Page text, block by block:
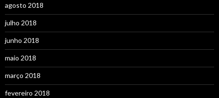
agosto 2018
julho 2018
junho 2018
maio 2018
março 2018
fevereiro 2018